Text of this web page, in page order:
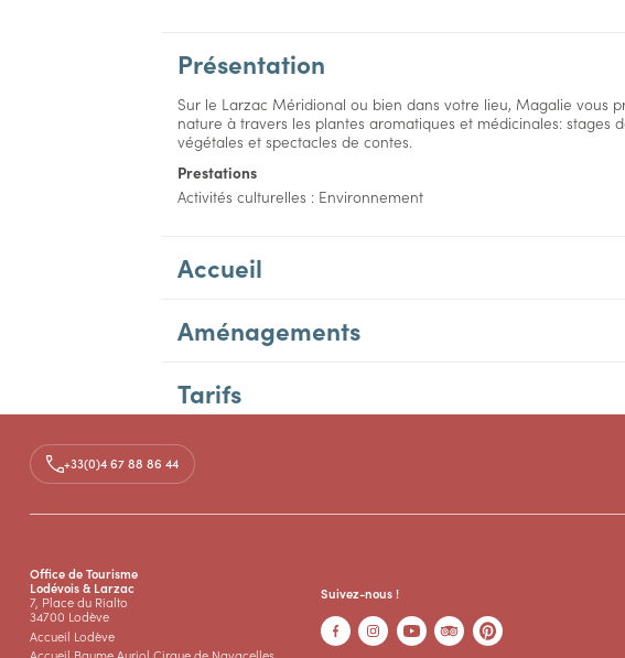
Présentation
Sur le Larzac Méridional ou bien dans votre lieu, Magalie vous
nature à travers les plantes aromatiques et médicinales: stages
végétales et spectacles de contes.
Prestations
Activités culturelles : Environnement
Accueil
Aménagements
Tarifs
+33(0)4 67 88 86 44
Office de Tourisme
Lodévois & Larzac
7, Place du Rialto
34700 Lodève
Accueil Lodève
Suivez-nous !